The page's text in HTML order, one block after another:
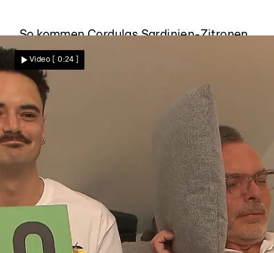
So kommen Cordulas Sardinien-Zitronen
nach Monaten frisch zum Einsatz
Video [ 0:24 ]